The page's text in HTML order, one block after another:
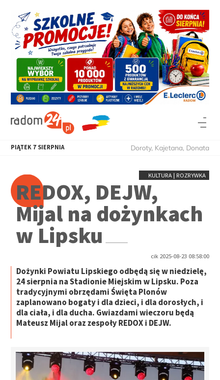
PIĄTEK 7 SIERPNIA Doroty, Kajetana, Donata
KULTURA | ROZRYWKA
REDOX, DEJW,
Mijal na dożynkach
w Lipsku
cik 2025-08-23 08:58:00
Dożynki Powiatu Lipskiego odbędą się w niedzielę,
24 sierpnia na Stadionie Miejskim w Lipsku. Poza
tradycyjnymi obrzędami Święta Plonów
zaplanowano bogaty i dla dzieci, i dla dorosłych, i
dla ciała, i dla ducha. Gwiazdami wieczoru będą
Mateusz Mijal oraz zespoły REDOX i DEJW.